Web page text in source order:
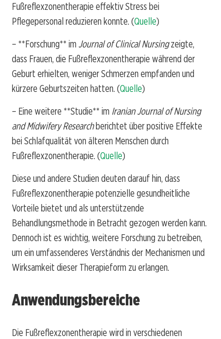
Fußreflexzonentherapie effektiv Stress bei
Pflegepersonal reduzieren konnte. (Quelle)
– **Forschung** im Journal of Clinical Nursingzeigte,
dass Frauen, die Fußreflexzonentherapie während der
Geburt erhielten, weniger Schmerzen empfanden und
kürzere Geburtszeiten hatten. (Quelle)
– Eine weitere **Studie** im Iranian Journal of Nursing
and Midwifery Researchberichtet über positive Effekte
bei Schlafqualität von älteren Menschen durch
Fußreflexzonentherapie. (Quelle)
Diese und andere Studien deuten darauf hin, dass
Fußreflexzonentherapie potenzielle gesundheitliche
Vorteile bietet und als unterstützende
Behandlungsmethode in Betracht gezogen werden kann.
Dennoch ist es wichtig, weitere Forschung zu betreiben,
um ein umfassenderes Verständnis der Mechanismen und
Wirksamkeit dieser Therapieform zu erlangen.
Anwendungsbereiche
Die Fußreflexzonentherapie wird in verschiedenen